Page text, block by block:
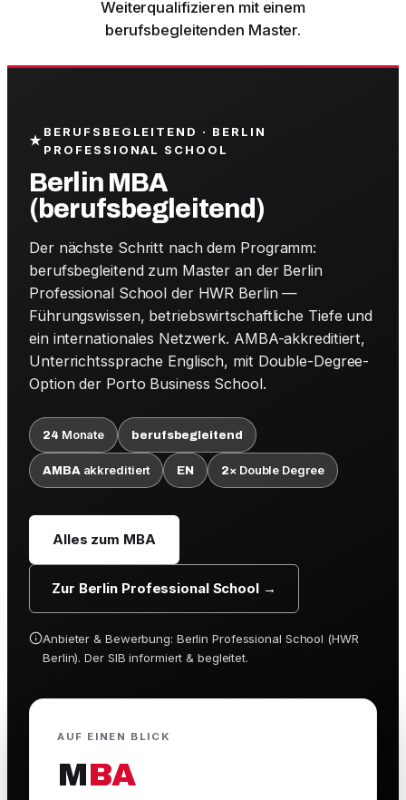
Weiterqualifizieren mit einem
berufsbegleitenden Master.
★
BERUFSBEGLEITEND · BERLIN
PROFESSIONAL SCHOOL
Berlin MBA
(berufsbegleitend)
Der nächste Schritt nach dem Programm:
berufsbegleitend zum Master an der Berlin
Professional School der HWR Berlin —
Führungswissen, betriebswirtschaftliche Tiefe und
ein internationales Netzwerk. AMBA-akkreditiert,
Unterrichtssprache Englisch, mit Double-Degree-
Option der Porto Business School.
24 Monate berufsbegleitend
AMBAakkreditiert EN 2×Double Degree
Alles zum MBA
Zur Berlin Professional School →
Anbieter & Bewerbung: Berlin Professional School (HWR
Berlin). Der SIB informiert & begleitet.
AUF EINEN BLICK
MBA